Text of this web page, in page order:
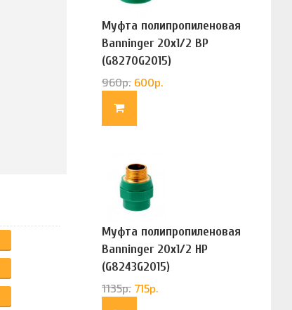
Муфта полипропиленовая
Banninger 20х1/2 ВР
(G8270G2015)
960р. 600р.
Муфта полипропиленовая
Banninger 20х1/2 НР
(G8243G2015)
1135р. 715р.